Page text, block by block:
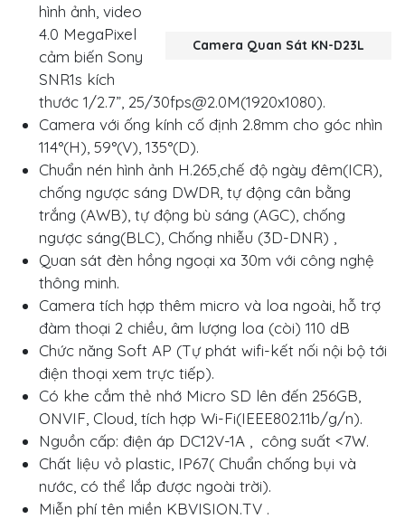
Camera Quan Sát KN-D23L
hình ảnh, video
4.0 MegaPixel
cảm biến Sony
SNR1s kích
thước 1/2.7”, 25/30fps@2.0M(1920x1080).
Camera với ống kính cố định 2.8mm cho góc nhìn
114°(H), 59°(V), 135°(D).
Chuẩn nén hình ảnh H.265,chế độ ngày đêm(ICR),
chống ngược sáng DWDR, tự động cân bằng
trắng (AWB), tự động bù sáng (AGC), chống
ngược sáng(BLC), Chống nhiễu (3D-DNR) ,
Quan sát đèn hồng ngoại xa 30m với công nghệ
thông minh.
Camera tích hợp thêm micro và loa ngoài, hỗ trợ
đàm thoại 2 chiều, âm lượng loa (còi) 110 dB
Chức năng Soft AP (Tự phát wifi-kết nối nội bộ tới
điện thoại xem trực tiếp).
Có khe cắm thẻ nhớ Micro SD lên đến 256GB,
ONVIF, Cloud, tích hợp Wi-Fi(IEEE802.11b/g/n).
Nguồn cấp: điện áp DC12V-1A , công suất <7W.
Chất liệu vỏ plastic, IP67( Chuẩn chống bụi và
nước, có thể lắp được ngoài trời).
Miễn phí tên miền KBVISION.TV .